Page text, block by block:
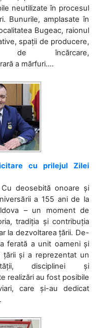
neutilizate în procesul
Bunurile, amplasate în
Bugeac, raionul
spații de producere,
de încărcare,
a mărfuri....
cu prilejul Zilei
deosebită onoare și
a 155 ani de la
– un moment de
tradiția și contribuția
la dezvoltarea țării. De-
ferată a unit oameni și
țării și a reprezentat un
disciplinei și
realizări au fost posibile
care și-au dedicat